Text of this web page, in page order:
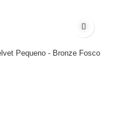
Adicionar
Pequeno - Bronze Fosco